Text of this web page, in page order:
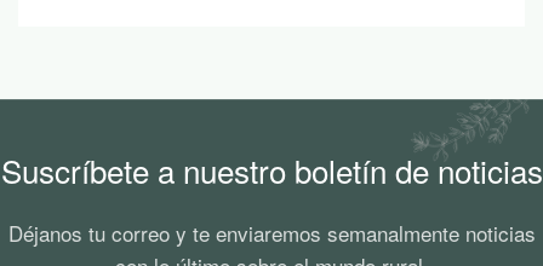
Suscríbete a nuestro boletín de noticias
Déjanos tu correo y te enviaremos semanalmente noticias